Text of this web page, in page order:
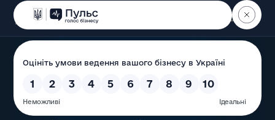
Пошук
Державна служба України